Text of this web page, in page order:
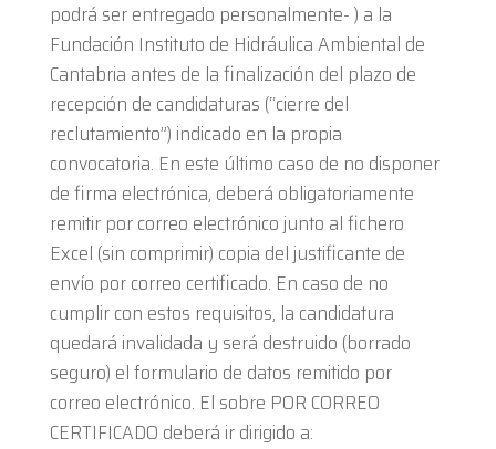
podrá ser entregado personalmente- ) a la
Fundación Instituto de Hidráulica Ambiental de
Cantabria antes de la finalización del plazo de
recepción de candidaturas (“cierre del
reclutamiento”) indicado en la propia
convocatoria. En este último caso de no disponer
de firma electrónica, deberá obligatoriamente
remitir por correo electrónico junto al fichero
Excel (sin comprimir) copia del justificante de
envío por correo certificado. En caso de no
cumplir con estos requisitos, la candidatura
quedará invalidada y será destruido (borrado
seguro) el formulario de datos remitido por
correo electrónico. El sobre POR CORREO
CERTIFICADO deberá ir dirigido a: